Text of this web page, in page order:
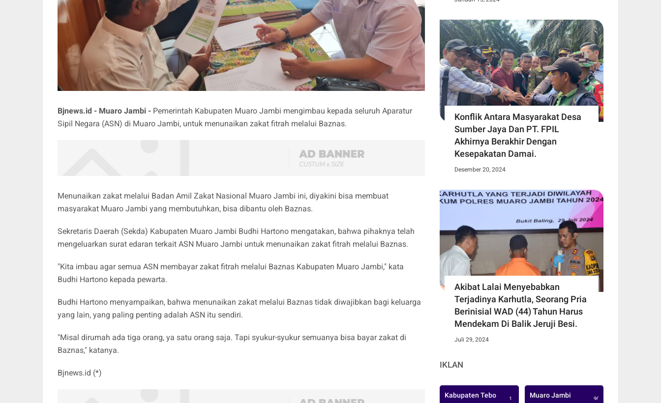
Bjnews.id - Muaro Jambi - Pemerintah Kabupaten Muaro Jambi mengimbau kepada seluruh Aparatur
Sipil Negara (ASN) di Muaro Jambi, untuk menunaikan zakat fitrah melalui Baznas.
Menunaikan zakat melalui Badan Amil Zakat Nasional Muaro Jambi ini, diyakini bisa membuat
masyarakat Muaro Jambi yang membutuhkan, bisa dibantu oleh Baznas.
Sekretaris Daerah (Sekda) Kabupaten Muaro Jambi Budhi Hartono mengatakan, bahwa pihaknya telah
mengeluarkan surat edaran terkait ASN Muaro Jambi untuk menunaikan zakat fitrah melalui Baznas.
"Kita imbau agar semua ASN membayar zakat fitrah melalui Baznas Kabupaten Muaro Jambi," kata
Budhi Hartono kepada pewarta.
Budhi Hartono menyampaikan, bahwa menunaikan zakat melalui Baznas tidak diwajibkan bagi keluarga
yang lain, yang paling penting adalah ASN itu sendiri.
"Misal dirumah ada tiga orang, ya satu orang saja. Tapi syukur-syukur semuanya bisa bayar zakat di
Baznas," katanya.
Bjnews.id (*)
Konflik Antara Masyarakat Desa
Sumber Jaya Dan PT. FPIL
Akhirnya Berakhir Dengan
Kesepakatan Damai.
Desember 20, 2024
Akibat Lalai Menyebabkan
Terjadinya Karhutla, Seorang Pria
Berinisial WAD (44) Tahun Harus
Mendekam Di Balik Jeruji Besi.
Juli 29, 2024
IKLAN
Kabupaten Tebo 1 Muaro Jambi 906